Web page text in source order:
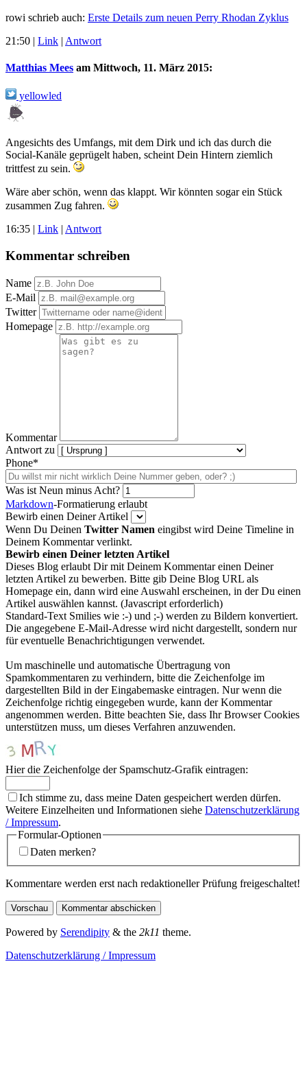
rowi schrieb auch: Erste Details zum neuen Perry Rhodan Zyklus
21:50 | Link | Antwort
Matthias Mees am Mittwoch, 11. März 2015:
yellowled
Angesichts des Umfangs, mit dem Dirk und ich das durch die
Social-Kanäle geprügelt haben, scheint Dein Hintern ziemlich
trittfest zu sein.
Wäre aber schön, wenn das klappt. Wir könnten sogar ein Stück
zusammen Zug fahren.
16:35 | Link | Antwort
Kommentar schreiben
Name
E-Mail
Twitter
Homepage
Kommentar
Antwort zu
Phone*
Was ist Neun minus Acht?
Markdown-Formatierung erlaubt
Bewirb einen Deiner Artikel
Wenn Du Deinen Twitter Namen eingibst wird Deine Timeline in
Deinem Kommentar verlinkt.
Bewirb einen Deiner letzten Artikel
Dieses Blog erlaubt Dir mit Deinem Kommentar einen Deiner
letzten Artikel zu bewerben. Bitte gib Deine Blog URL als
Homepage ein, dann wird eine Auswahl erscheinen, in der Du einen
Artikel auswählen kannst. (Javascript erforderlich)
Standard-Text Smilies wie :-) und ;-) werden zu Bildern konvertiert.
Die angegebene E-Mail-Adresse wird nicht dargestellt, sondern nur
für eventuelle Benachrichtigungen verwendet.
Um maschinelle und automatische Übertragung von
Spamkommentaren zu verhindern, bitte die Zeichenfolge im
dargestellten Bild in der Eingabemaske eintragen. Nur wenn die
Zeichenfolge richtig eingegeben wurde, kann der Kommentar
angenommen werden. Bitte beachten Sie, dass Ihr Browser Cookies
unterstützen muss, um dieses Verfahren anzuwenden.
Hier die Zeichenfolge der Spamschutz-Grafik eintragen:
Ich stimme zu, dass meine Daten gespeichert werden dürfen.
Weitere Einzelheiten und Informationen siehe Datenschutzerklärung
/ Impressum.
Formular-Optionen
Daten merken?
Kommentare werden erst nach redaktioneller Prüfung freigeschaltet!
Powered by Serendipity & the 2k11 theme.
Datenschutzerklärung / Impressum